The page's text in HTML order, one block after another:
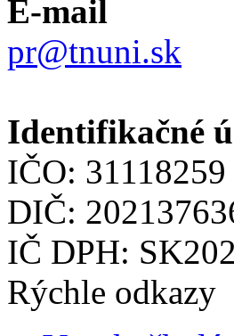
E-mail
pr@tnuni.sk
Identifikačné
IČO: 31118259
DIČ:
IČ DPH:
Rýchle odkazy